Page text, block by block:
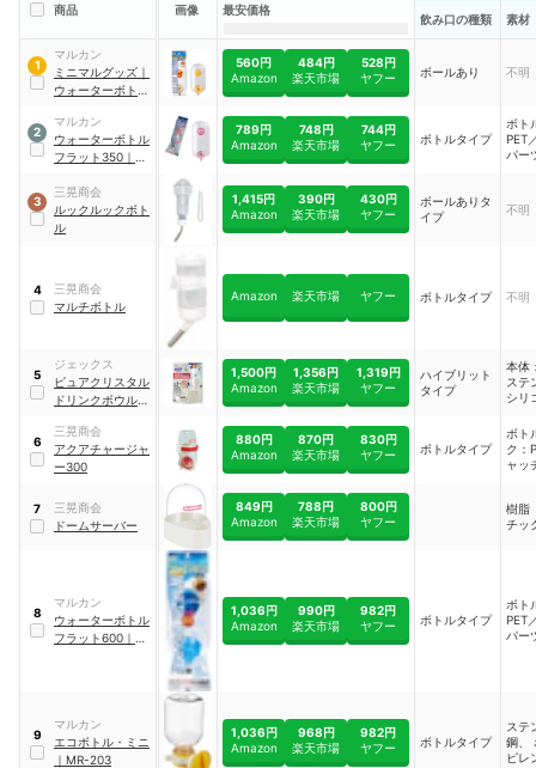
商品 画像 最安価格
飲み口の種類
素材
1
マルカン
ミニマルグッズ ｜
ウォーターボトル
120
560円
Amazon
484円
楽天市場
528円
ヤフー
ボールあり 不明
2
マルカン
ウォーターボトル
フラット350 ｜
789円
Amazon
748円
楽天市場
744円
ヤフー
ボトルタイプ
ボト
PET
パー
ステ
3
三晃商会
ルックルックボト
ル
1,415円
Amazon
390円
楽天市場
430円
ヤフー
ボールありタ
イプ
不明
4
三晃商会
マルチボトル
Amazon 楽天市場 ヤフー ボトルタイプ 不明
5
ジェックス
ピュアクリスタル
ドリンクボウル ラ
1,500円
Amazon
1,356円
楽天市場
1,319円
ヤフー
ハイブリット
タイプ
本体
ステ
シリ
ター
トリ
PP
換樹
6
三晃商会
アクアチャージャ
ー300
880円
Amazon
870円
楽天市場
830円
ヤフー
ボトルタイプ
ボト
ク：
ャッ
／ノ
ステ
7
三晃商会
ドームサーバー
849円
Amazon
788円
楽天市場
800円
ヤフー
樹脂
チッ
8
マルカン
ウォーターボトル
フラット600 ｜
1,036円
Amazon
990円
楽天市場
982円
ヤフー
ボトルタイプ
ボト
PET
パー
9
マルカン
エコボトル・ミニ
｜ MR-203
1,036円
Amazon
968円
楽天市場
982円
ヤフー
ボトルタイプ
ステ
鋼、
ピレ